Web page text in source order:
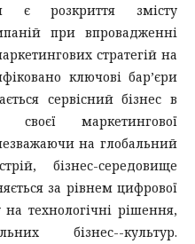
є розкриття змісту
при впровадженні
стратегій на
ключові бар’єри
сервісний бізнес в
своєї маркетингової
на глобальний
бізнес-середовище
за рівнем цифрової
на технологічні рішення,
бізнес--культур.